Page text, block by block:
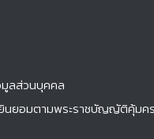
ลส่วนบุคคล
นยอมตามพระราชบัญญัติคุ้มค